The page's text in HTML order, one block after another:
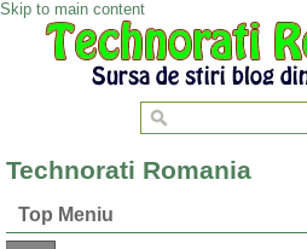
Skip to main content
Technorati Romania
Top Meniu